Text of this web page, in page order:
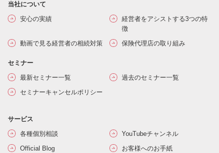
当社について
安心の実績
経営者をアシストする3つの特
徴
動画で見る経営者の相続対策
保険代理店の取り組み
セミナー
最新セミナー一覧
過去のセミナー一覧
セミナーキャンセルポリシー
サービス
各種個別相談
YouTubeチャンネル
Official Blog
お客様へのお手紙